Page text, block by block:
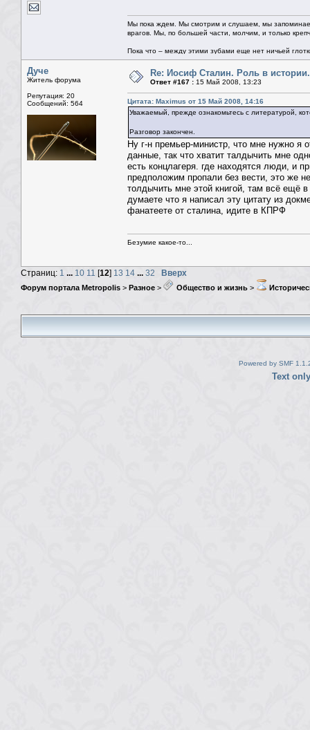
Мы пока ждем. Мы смотрим и слушаем, мы
врагов. Мы, по большей части, молчим, и только
Пока что – между этими зубами еще нет ничьей
Дуче
Житель форума
Репутация: 20
Сообщений: 564
Re: Иосиф Сталин. Роль в истории.
Ответ #167 : 15 Май 2008, 13:23
Цитата: Maximus от 15 Май 2008, 14:16
Уважаемый, прежде ознакомьтесь с литературой,
Разговор закончен.
Ну г-н премьер-министр, что мне нужно я
данные, так что хватит талдычить мне
есть концлагеря. где находятся люди, и
предположим пропали без вести, это же
толдычить мне этой книгой, там всё ещё
думаете что я написал эту цитату из
фанатеете от сталина, идите в КПРФ
Безумие какое-то...
Страниц: 1 ... 10 11 [12] 13 14 ... 32 Вверх
Форум портала Metropolis > Разное > Общество и жизнь >
Powered by SMF
Text